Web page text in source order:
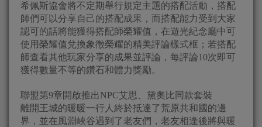
希佩斯協會將不定期舉行規定主題的搭配活動，搭配
師們可以分享自己的搭配成果，而搭配能力受到大家
認可的話將能獲得搭配師榮耀值，在遊光紀念廳中可
使用榮耀值兌換象徵榮耀的精美評論樣式框；若搭配
師查看其他玩家分享的成果並評論，每評論10次即可
獲得數量不等的鑽石和體力獎勵。
聯盟第9章開啟推出NPC艾思、黛奧比同款套裝
離開王城的暖暖一行人終於抵達了荒原共和國的邊
界，並在風淵峽谷遇到了老友們，老友相逢後將與暖